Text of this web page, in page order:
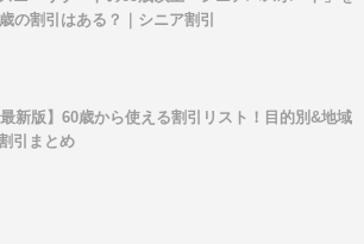
の割引はある？｜シニア割引
最新版】60歳から使える割引リスト！目的別&地域
引まとめ